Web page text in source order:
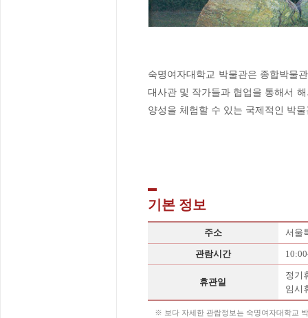
숙명여자대학교 박물관은 종합박물
대사관 및 작가들과 협업을 통해서
양성을 체험할 수 있는 국제적인 박
기본 정보
주소 서울
관람시간
휴관일
정기
임시
※ 보다 자세한 관람정보는 숙명여자대학교